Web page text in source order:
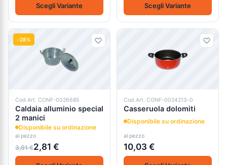
Scegli Variante Scegli Variante
-28%
Cod.Art. CONF-0026685
Caldaia alluminio special
2 manici
Disponibile su ordinazione
al pezzo
3,91 €2,81 €
Cod.Art. CONF-0024213-0
Casseruola dolomiti
Disponibile su ordinazione
al pezzo
10,03 €